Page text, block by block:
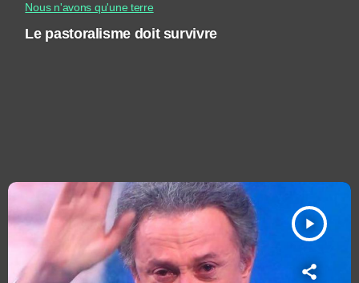
Nous n'avons qu'une terre
Le pastoralisme doit survivre
play_arrow